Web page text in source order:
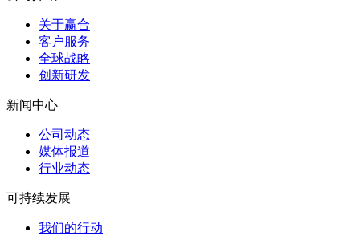
关于赢合
客户服务
全球战略
创新研发
新闻中心
公司动态
媒体报道
行业动态
可持续发展
我们的行动